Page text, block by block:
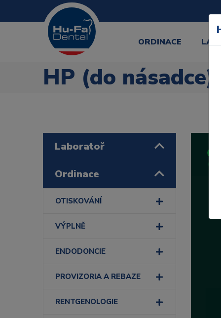
ORDINACE
HP (do násadce)
Laboratoř
Ordinace
OTISKOVÁNÍ
VÝPLNĚ
ENDODONCIE
PROVIZORIA A REBAZE
RENTGENOLOGIE